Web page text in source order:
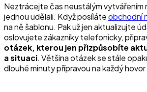
Neztrácejte čas neustálým vytvářením
jednou udělali. Když posíláteobchodní
na ně šablonu. Pak už jen aktualizujte
oslovujete zákazníky telefonicky,
otázek, kterou jen přizpůsobíte
a situaci. Většina otázek se stále
dlouhé minuty přípravou na každý hovor